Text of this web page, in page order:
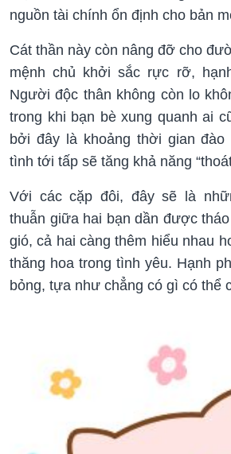
nguồn tài chính ổn định cho bản
Cát thần này còn nâng đỡ cho
mệnh chủ khởi sắc rực rỡ,
Người độc thân không còn lo
trong khi bạn bè xung quanh ai
bởi đây là khoảng thời gian
tình tới tấp sẽ tăng khả năng
Với các cặp đôi, đây sẽ là
thuẫn giữa hai bạn dần được
gió, cả hai càng thêm hiểu nhau
thăng hoa trong tình yêu. Hạnh
bỏng, tựa như chẳng có gì có thể